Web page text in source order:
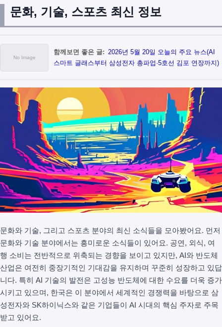
문화, 기술, 스포츠 최신 정보
함께보면 좋은 글: 2026년 5월 20일 오늘의 주요 뉴스(AI
스마트 글래스부터 삼성전자 총파업·5호선 김포 연장까지)
문화와 기술, 그리고 스포츠 분야의 최신 소식들을 모아봤어요. 먼저
문화와 기술 분야에서는 흥미로운 소식들이 있어요. 공연, 외식, 여
행 소비는 전반적으로 위축되는 경향을 보이고 있지만, AI와 반도체
산업은 여전히 중장기적인 기대감을 유지하며 꾸준히 성장하고 있답
니다. 특히 AI 기술의 발전은 고성능 반도체에 대한 수요를 더욱 증가
시키고 있으며, 한국은 이 분야에서 세계적인 경쟁력을 바탕으로 삼
성전자와 SK하이닉스와 같은 기업들이 AI 시대의 핵심 주자로 주목
받고 있어요.